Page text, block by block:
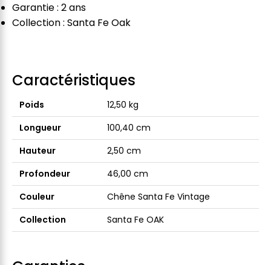
Garantie : 2 ans
Collection : Santa Fe Oak
Caractéristiques
Poids
12,50 kg
Longueur
100,40 cm
Hauteur
2,50 cm
Profondeur
46,00 cm
Couleur
Chêne Santa Fe Vintage
Collection
Santa Fe OAK